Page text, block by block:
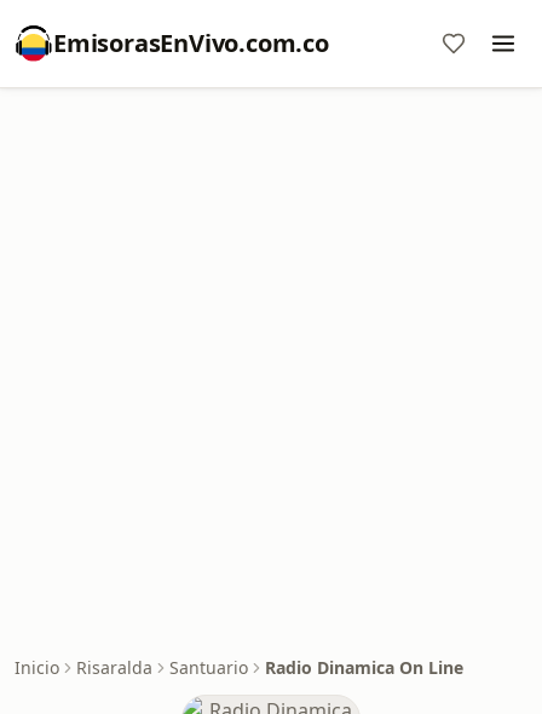
EmisorasEnVivo.com.co
Inicio Risaralda Santuario Radio Dinamica On Line